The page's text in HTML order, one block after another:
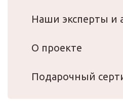
Наши эксперты и
О проекте
Подарочный